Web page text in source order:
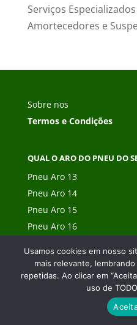
Serviços Especializados
Amortecedores e
Sobre nos
Termos e Condições
QUAL O ARO DO PNEU DO
Pneu Aro 13
Pneu Aro 14
Pneu Aro 15
Pneu Aro 16
Pneu Aro 18
Pneu Aro 19
Usamos cookies em nosso
mais relevante,
repetidas. Ao clicar em
uso de